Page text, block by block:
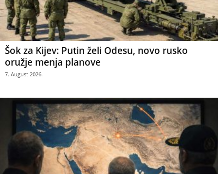
Šok za Kijev: Putin želi Odesu, novo rusko
oružje menja planove
7. August 2026.